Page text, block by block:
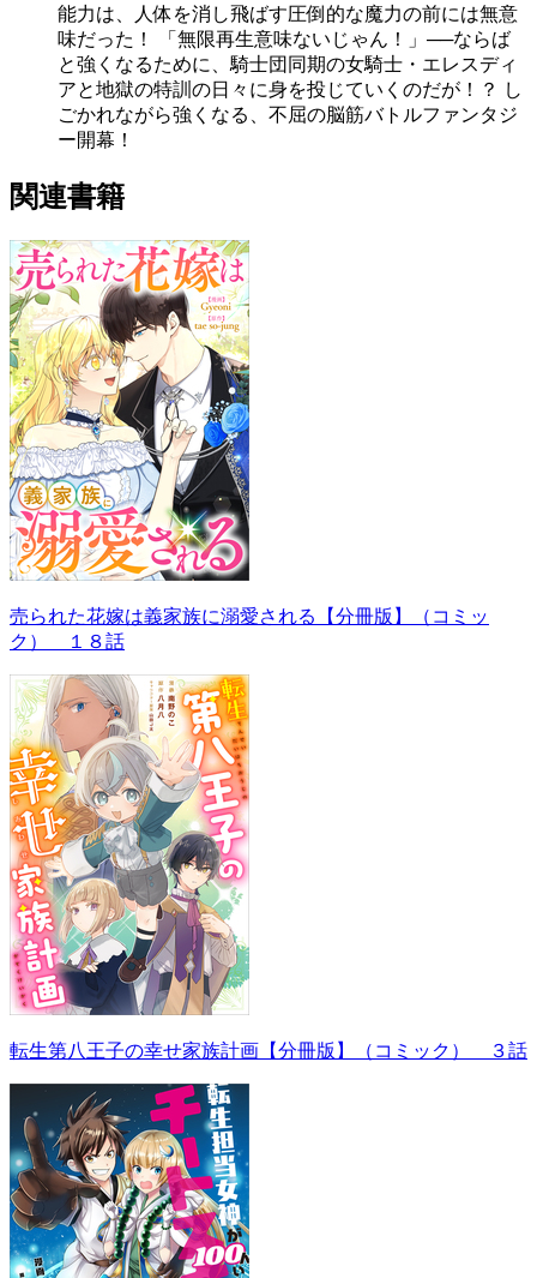
能力は、人体を消し飛ばす圧倒的な魔力の前には無意
味だった！ 「無限再生意味ないじゃん！」──ならば
と強くなるために、騎士団同期の女騎士・エレスディ
アと地獄の特訓の日々に身を投じていくのだが！？ し
ごかれながら強くなる、不屈の脳筋バトルファンタジ
ー開幕！
関連書籍
売られた花嫁は義家族に溺愛される【分冊版】（コミッ
ク） １８話
転生第八王子の幸せ家族計画【分冊版】（コミック） ３話